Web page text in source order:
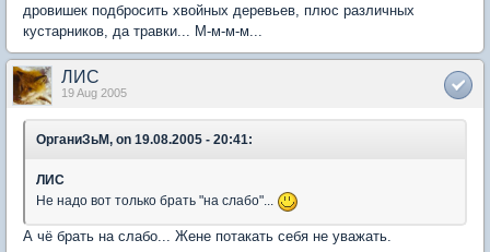
дровишек подбросить хвойных деревьев, плюс различных
кустарников, да травки... М-м-м-м...
ЛИС
19 Aug 2005
ОрганиЗьМ, on 19.08.2005 - 20:41:
ЛИС
Не надо вот только брать "на слабо"...
А чё брать на слабо... Жене потакать себя не уважать.